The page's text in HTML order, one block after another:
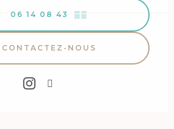
06 14 08 43 ▒▒
CONTACTEZ-NOUS